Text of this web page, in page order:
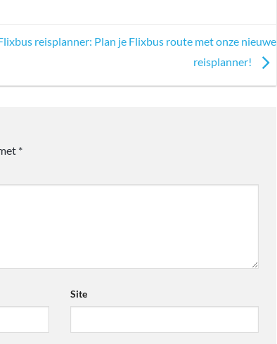
reisplanner: Plan je Flixbus route met onze nieuwe
reisplanner!
*
Site